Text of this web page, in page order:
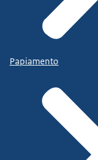
Papiamento